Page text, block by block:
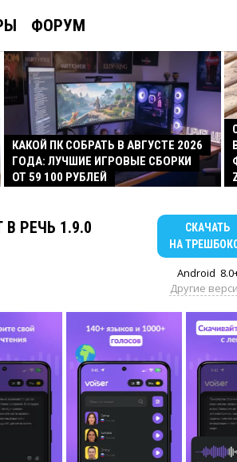
ФОРУМ
КАКОЙ ПК СОБРАТЬ В АВГУСТЕ 2026
ГОДА: ЛУЧШИЕ ИГРОВЫЕ СБОРКИ
ОТ 59 100 РУБЛЕЙ
РЕЧЬ 1.9.0
СКАЧАТЬ
НА
Android
Другие